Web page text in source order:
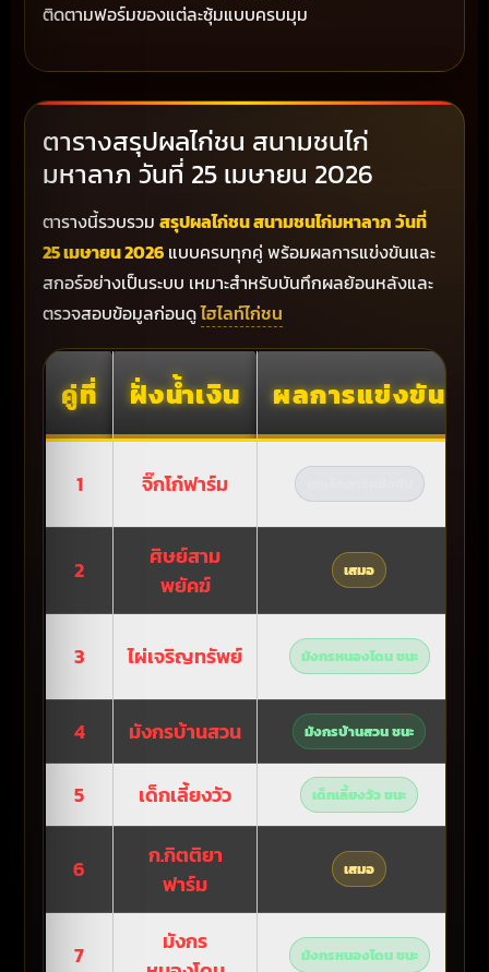
ติดตามฟอร์มของแต่ละซุ้มแบบครบมุม
ตารางสรุปผลไก่ชน สนามชนไก่
มหาลาภ วันที่ 25 เมษายน 2026
ตารางนี้รวบรวม สรุปผลไก่ชน สนามชนไก่มหาลาภ วันที่
25 เมษายน 2026 แบบครบทุกคู่ พร้อมผลการแข่งขันและ
สกอร์อย่างเป็นระบบ เหมาะสำหรับบันทึกผลย้อนหลังและ
ตรวจสอบข้อมูลก่อนดูไฮไลท์ไก่ชน
คู่ที่ ฝั่งน้ำเงิน ผลการแข่งขัน
1 จิ๊กโก๋ฟาร์ม
2
ศิษย์สาม
พยัคฆ์
เสมอ
3 ไผ่เจริญทรัพย์ มังกรหนองโดน ชนะ
4 มังกรบ้านสวน มังกรบ้านสวน ชนะ
5 เด็กเลี้ยงวัว เด็กเลี้ยงวัว ชนะ
6
ก.กิตติยา
ฟาร์ม
เสมอ
7
มังกร
มังกรหนองโดน ชนะ